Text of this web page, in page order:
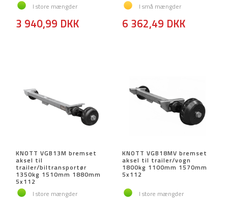
I store mængder
3 940,99 DKK
I små mængder
6 362,49 DKK
KNOTT VGB13M bremset
aksel til
trailer/biltransportør
1350kg 1510mm 1880mm
5x112
I store mængder
KNOTT VGB18MV bremset
aksel til trailer/vogn
1800kg 1100mm 1570mm
5x112
I store mængder